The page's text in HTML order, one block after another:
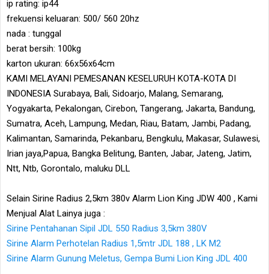
ip rating: ip44
frekuensi keluaran: 500/ 560 20hz
nada : tunggal
berat bersih: 100kg
karton ukuran: 66x56x64cm
KAMI MELAYANI PEMESANAN KESELURUH KOTA-KOTA DI
INDONESIA Surabaya, Bali, Sidoarjo, Malang, Semarang,
Yogyakarta, Pekalongan, Cirebon, Tangerang, Jakarta, Bandung,
Sumatra, Aceh, Lampung, Medan, Riau, Batam, Jambi, Padang,
Kalimantan, Samarinda, Pekanbaru, Bengkulu, Makasar, Sulawesi,
Irian jaya,Papua, Bangka Belitung, Banten, Jabar, Jateng, Jatim,
Ntt, Ntb, Gorontalo, maluku DLL
Selain Sirine Radius 2,5km 380v Alarm Lion King JDW 400 , Kami
Menjual Alat Lainya juga :
Sirine Pentahanan Sipil JDL 550 Radius 3,5km 380V
Sirine Alarm Perhotelan Radius 1,5mtr JDL 188 , LK M2
Sirine Alarm Gunung Meletus, Gempa Bumi Lion King JDL 400